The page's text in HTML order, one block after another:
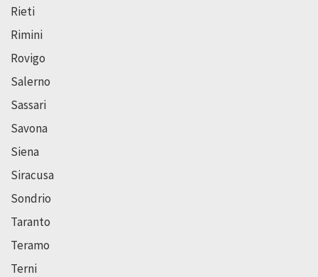
Rieti
Rimini
Rovigo
Salerno
Sassari
Savona
Siena
Siracusa
Sondrio
Taranto
Teramo
Terni